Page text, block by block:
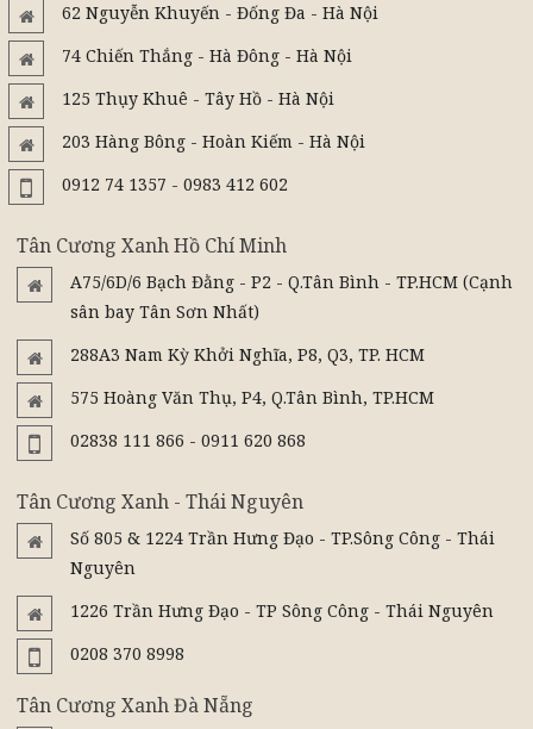
62 Nguyễn Khuyến - Đống Đa - Hà Nội
74 Chiến Thắng - Hà Đông - Hà Nội
125 Thụy Khuê - Tây Hồ - Hà Nội
203 Hàng Bông - Hoàn Kiếm - Hà Nội
0912 74 1357 - 0983 412 602
Tân Cương Xanh Hồ Chí Minh
A75/6D/6 Bạch Đằng - P2 - Q.Tân Bình - TP.HCM (Cạnh
sân bay Tân Sơn Nhất)
288A3 Nam Kỳ Khởi Nghĩa, P8, Q3, TP. HCM
575 Hoàng Văn Thụ, P4, Q.Tân Bình, TP.HCM
02838 111 866 - 0911 620 868
Tân Cương Xanh - Thái Nguyên
Số 805 & 1224 Trần Hưng Đạo - TP.Sông Công - Thái
Nguyên
1226 Trần Hưng Đạo - TP Sông Công - Thái Nguyên
0208 370 8998
Tân Cương Xanh Đà Nẵng